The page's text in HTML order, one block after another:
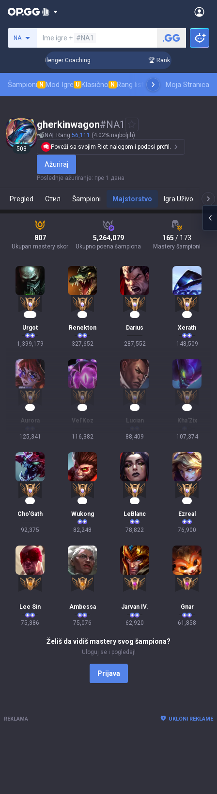
NA Ime igre + #NA1
in 3 Days! Challenger Coaching 🏆 Rank Up in 3 Days!
Šampioni N Mod Igre U Klasično N Rang lista skinovaRangiranje
Moja Stranica
503
gherkinwagon#NA1
NA Rang 56,111 (4.02% najboljih)
Poveži sa svojim Riot nalogom i podesi profil.
Ažuriraj
Poslednje ažuriranje: пре 1 дана
Pregled Стил Šampioni Majstorstvo Igra Uživo
807
Ukupan mastery skor
5,264,079
Ukupno poena šampiona
165 / 173
Mastery šampioni
Urgot
1,399,179
Renekton
327,652
Darius
287,552
Xerath
148,509
Aurora
125,341
Vel'Koz
116,382
Lucian
88,409
Kha'Zix
107,374
Cho'Gath
92,375
Wukong
82,248
LeBlanc
78,822
Ezreal
76,900
Lee Sin
75,386
Ambessa
75,076
Jarvan IV.
62,920
Gnar
61,858
Želiš da vidiš mastery svog šampiona?
Uloguj se i pogledaj!
Prijava
REKLAMA UKLONI REKLAME